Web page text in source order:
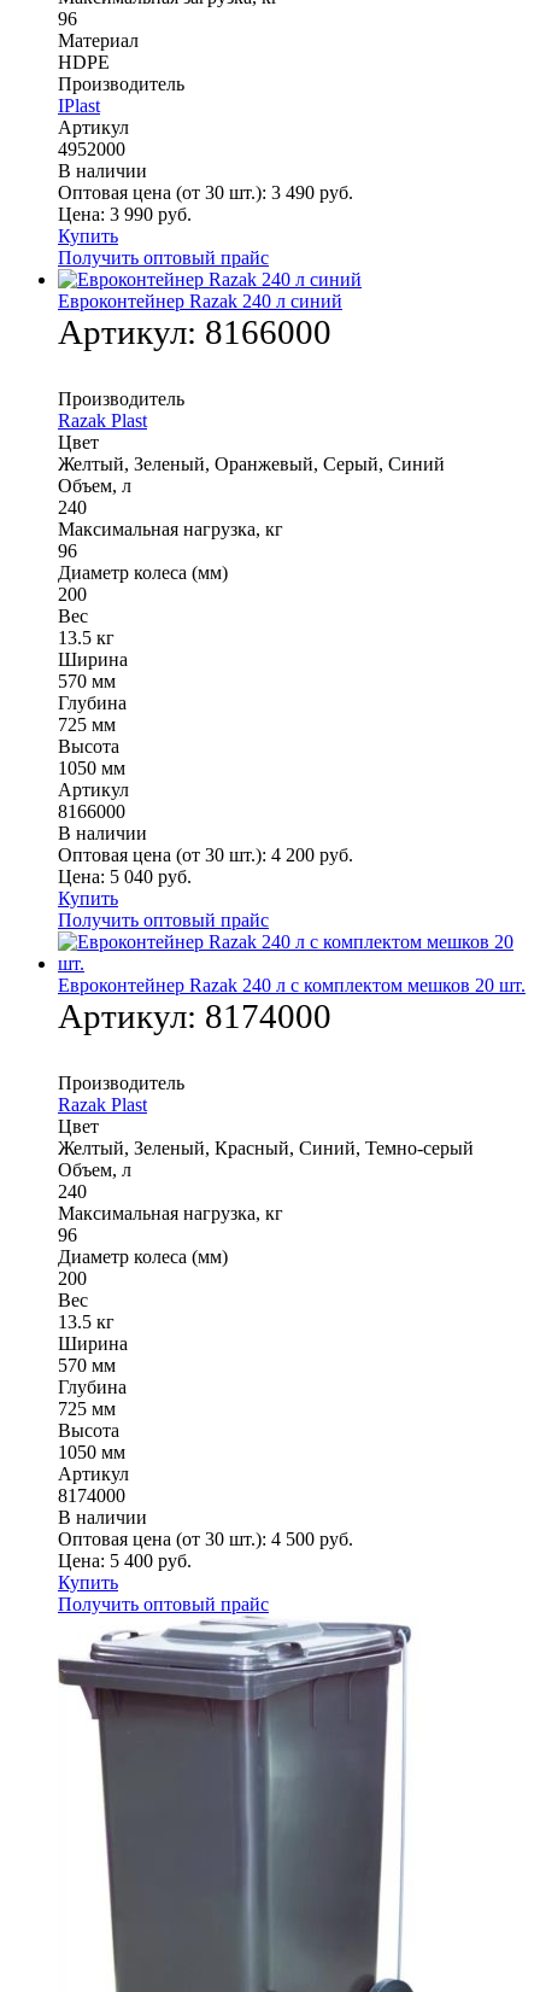
96
Материал
HDPE
Производитель
IPlast
Артикул
4952000
В наличии
Оптовая цена (от 30 шт.): 3 490 руб.
Цена: 3 990 руб.
Купить
Получить оптовый прайс
Евроконтейнер Razak 240 л синий
Артикул: 8166000
Производитель
Razak Plast
Цвет
Желтый, Зеленый, Оранжевый, Серый, Синий
Объем, л
240
Максимальная нагрузка, кг
96
Диаметр колеса (мм)
200
Вес
13.5 кг
Ширина
570 мм
Глубина
725 мм
Высота
1050 мм
Артикул
8166000
В наличии
Оптовая цена (от 30 шт.): 4 200 руб.
Цена: 5 040 руб.
Купить
Получить оптовый прайс
Евроконтейнер Razak 240 л с комплектом мешков 20 шт.
Артикул: 8174000
Производитель
Razak Plast
Цвет
Желтый, Зеленый, Красный, Синий, Темно-серый
Объем, л
240
Максимальная нагрузка, кг
96
Диаметр колеса (мм)
200
Вес
13.5 кг
Ширина
570 мм
Глубина
725 мм
Высота
1050 мм
Артикул
8174000
В наличии
Оптовая цена (от 30 шт.): 4 500 руб.
Цена: 5 400 руб.
Купить
Получить оптовый прайс